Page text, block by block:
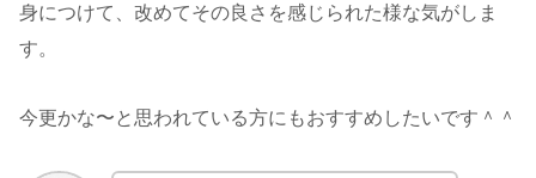
身につけて、改めてその良さを感じられた様な気がしま
す。
今更かな〜と思われている方にもおすすめしたいです＾＾